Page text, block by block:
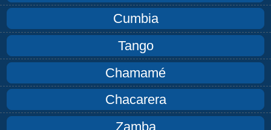
Cumbia
Tango
Chamamé
Chacarera
Zamba